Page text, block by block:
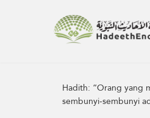
Hadith: “Orang yang
sembunyi-sembunyi